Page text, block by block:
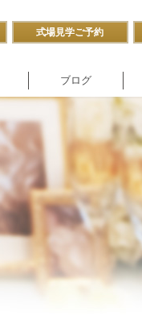
式場見学ご予約
ブログ